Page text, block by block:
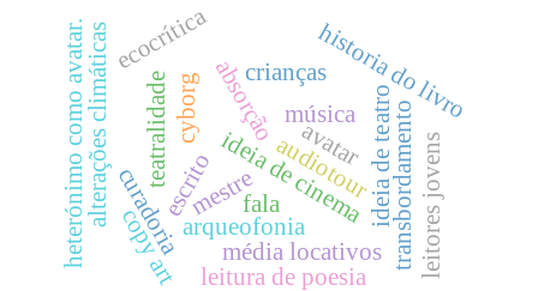
escrito
arqueofonia
curadoria
alterações climáticas audiotourideia de teatro
ideia de cinema
absorção
teatralidade transbordamento
historia do livro
avatar
cyborg
heterónimo como avatar. copy art leitores jovens
média locativos
crianças
ecocrítica
leitura de poesia
mestre
música
fala